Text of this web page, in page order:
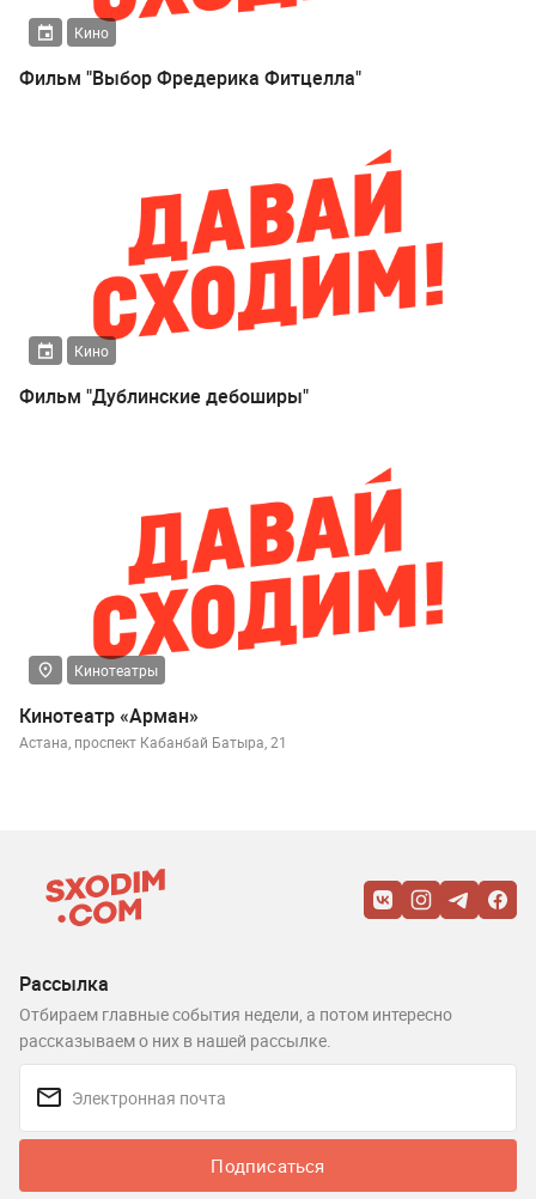
Кино
Фильм "Выбор Фредерика Фитцелла"
Кино
Фильм "Дублинские дебоширы"
Кинотеатры
Кинотеатр «Арман»
Астана, проспект Кабанбай Батыра, 21
Рассылка
Отбираем главные события недели, а потом интересно
рассказываем о них в нашей рассылке.
Подписаться